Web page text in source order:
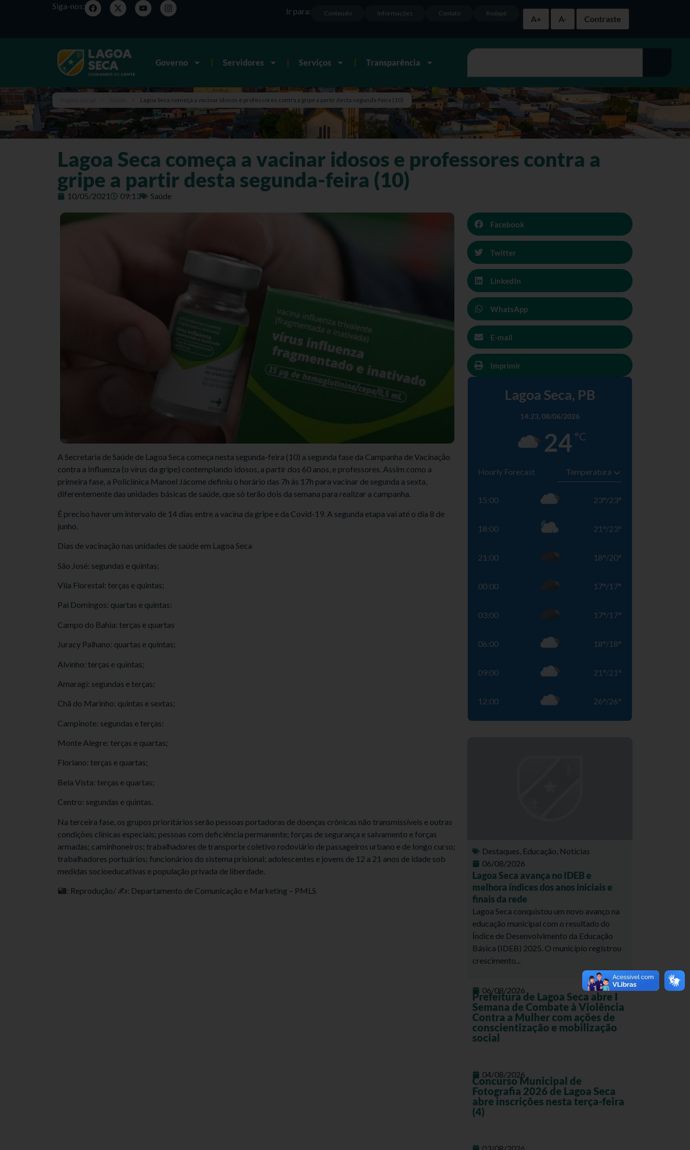
Siga-nos:
A+
A- Contraste
Rodapé
Contato
Informações
Conteúdo
Ir para:
Governo Servidores Serviços Transparência
Lagoa Seca começa a vacinar idosos e professores contra a gripe a partir desta segunda-feira (10)
Lagoa Seca começa a vacinar idosos e professores contra a
gripe a partir desta segunda-feira (10)
10/05/2021 09:13 Saúde
A Secretaria de Saúde de Lagoa Seca começa nesta segunda-feira (10) a segunda fase da Campanha de Vacinação
contra a Influenza (o vírus da gripe) contemplando idosos, a partir dos 60 anos, e professores. Assim como a
primeira fase, a Policlínica Manoel Jácome definiu o horário das 7h às 17h para vacinar de segunda a sexta,
diferentemente das unidades básicas de saúde, que só terão dois da semana para realizar a campanha.
É preciso haver um intervalo de 14 dias entre a vacina da gripe e da Covid-19. A segunda etapa vai até o dia 8 de
junho.
Dias de vacinação nas unidades de saúde em Lagoa Seca
São José: segundas e quintas;
Vila Florestal: terças e quintas;
Pai Domingos: quartas e quintas;
Campo do Bahia: terças e quartas
Juracy Palhano: quartas e quintas;
Alvinho: terças e quintas;
Amaragi: segundas e terças;
Chã do Marinho: quintas e sextas;
Campinote: segundas e terças:
Monte Alegre: terças e quartas;
Floriano: terças e quartas;
Bela Vista: terças e quartas;
Centro: segundas e quintas.
Na terceira fase, os grupos prioritários serão pessoas portadoras de doenças crônicas não transmissíveis e outras
condições clínicas especiais; pessoas com deficiência permanente; forças de segurança e salvamento e forças
armadas; caminhoneiros; trabalhadores de transporte coletivo rodoviário de passageiros urbano e de longo curso;
trabalhadores portuários; funcionários do sistema prisional; adolescentes e jovens de 12 a 21 anos de idade sob
medidas socioeducativas e população privada de liberdade.
: Reprodução/ ✍: Departamento de Comunicação e Marketing – PMLS
Facebook
Twitter
LinkedIn
WhatsApp
E-mail
Imprimir
Lagoa Seca, PB
14:23, 08/06/2026
24 °C
Hourly Forecast
15:00 23°/23°
18:00 21 °/23°
21:00 18°/20°
00:00 17°/17°
03:00 17°/17°
06:00 18°/18°
09:00 21 °/21 °
12:00 26°/26°
Destaques, Educação, Notícias
06/08/2026
Lagoa Seca avança no IDEB e
melhora índices dos anos iniciais e
finais da rede
Lagoa Seca conquistou um novo avanço na
educação municipal com o resultado do
Índice de Desenvolvimento da Educação
Básica (IDEB) 2025. O município registrou
crescimento...
06/08/2026
Prefeitura de Lagoa Seca abre I
Semana de Combate à Violência
Contra a Mulher com ações de
conscientização e mobilização
social
04/08/2026
Concurso Municipal de
Fotografia 2026 de Lagoa Seca
abre inscrições nesta terça-feira
(4)